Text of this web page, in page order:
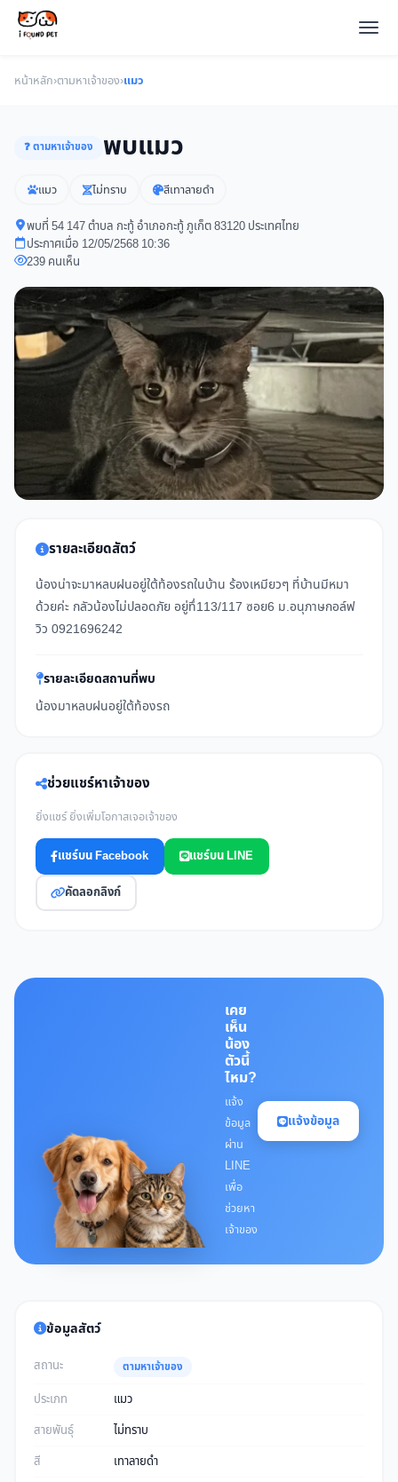
หน้าหลัก›ตามหาเจ้าของ›แมว
❓ ตามหาเจ้าของ พบแมว
แมว ไม่ทราบ สีเทาลายดำ
พบที่ 54 147 ตำบล กะทู้ อำเภอกะทู้ ภูเก็ต 83120 ประเทศไทย
ประกาศเมื่อ 12/05/2568 10:36
239 คนเห็น
รายละเอียดสัตว์
น้องน่าจะมาหลบฝนอยู่ใต้ท้องรถในบ้าน ร้องเหมียวๆ ที่บ้านมีหมา
ด้วยค่ะ กลัวน้องไม่ปลอดภัย อยู่ทึ่113/117 ซอย6 ม.อนุภาษกอล์ฟ
วิว 0921696242
รายละเอียดสถานที่พบ
น้องมาหลบฝนอยู่ใต้ท้องรถ
ช่วยแชร์หาเจ้าของ
ยิ่งแชร์ ยิ่งเพิ่มโอกาสเจอเจ้าของ
แชร์บน Facebook แชร์บน LINE
คัดลอกลิงก์
เคย
เห็น
น้อง
ตัวนี้
ไหม?
แจ้ง
ข้อมูล
ผ่าน
LINE
เพื่อ
ช่วยหา
เจ้าของ
แจ้งข้อมูล
ข้อมูลสัตว์
สถานะ ตามหาเจ้าของ
ประเภท
แมว
สายพันธุ์
ไม่ทราบ
สี
เทาลายดำ